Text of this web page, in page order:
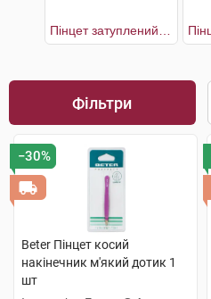
Фільтри
−30%
Beter Пінцет косий
накінечник м'який дотик 1
шт